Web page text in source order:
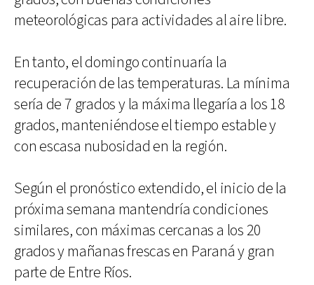
meteorológicas para actividades al aire libre.
En tanto, el domingo continuaría la
recuperación de las temperaturas. La mínima
sería de 7 grados y la máxima llegaría a los 18
grados, manteniéndose el tiempo estable y
con escasa nubosidad en la región.
Según el pronóstico extendido, el inicio de la
próxima semana mantendría condiciones
similares, con máximas cercanas a los 20
grados y mañanas frescas en Paraná y gran
parte de Entre Ríos.